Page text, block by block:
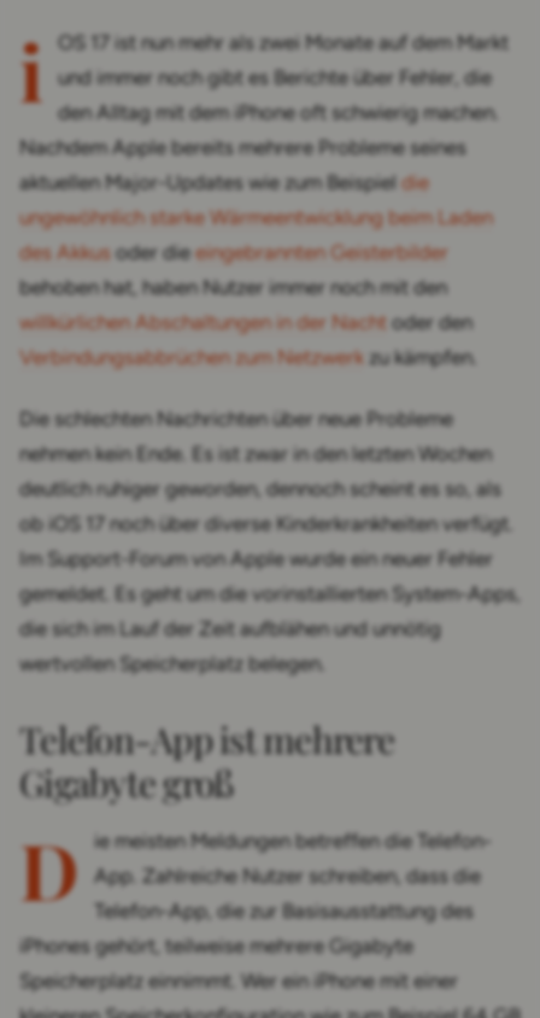
i
OS 17 ist nun mehr als zwei Monate auf dem Markt
und immer noch gibt es Berichte über Fehler, die
den Alltag mit dem iPhone oft schwierig machen.
Nachdem Apple bereits mehrere Probleme seines
aktuellen Major-Updates wie zum Beispiel die
ungewöhnlich starke Wärmeentwicklung beim Laden
des Akkus oder dieeingebrannten Geisterbilder
behoben hat, haben Nutzer immer noch mit den
willkürlichen Abschaltungen in der Nacht oder den
Verbindungsabbrüchen zum Netzwerk zu kämpfen.
Die schlechten Nachrichten über neue Probleme
nehmen kein Ende. Es ist zwar in den letzten Wochen
deutlich ruhiger geworden, dennoch scheint es so, als
ob iOS 17 noch über diverse Kinderkrankheiten verfügt.
Im Support-Forum von Apple wurde ein neuer Fehler
gemeldet. Es geht um die vorinstallierten System-Apps,
die sich im Lauf der Zeit aufblähen und unnötig
wertvollen Speicherplatz belegen.
Telefon-App ist mehrere
Gigabyte groß
D
ie meisten Meldungen betreffen die Telefon-
App. Zahlreiche Nutzer schreiben, dass die
Telefon-App, die zur Basisausstattung des
iPhones gehört, teilweise mehrere Gigabyte
Speicherplatz einnimmt. Wer ein iPhone mit einer